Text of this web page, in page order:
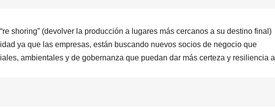
shoring” (devolver la producción a lugares más cercanos a su destino final)
ya que las empresas, están buscando nuevos socios de negocio que
ambientales y de gobernanza que puedan dar más certeza y resiliencia a